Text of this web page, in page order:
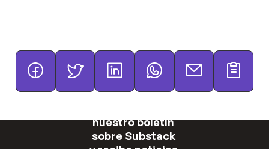
nuestro boletín
sobre Substack